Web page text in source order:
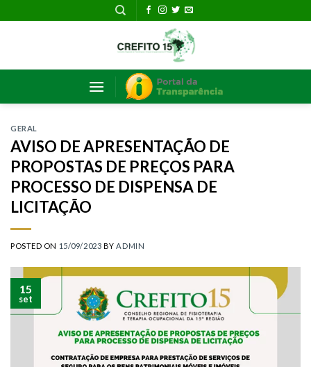
GERAL
AVISO DE APRESENTAÇÃO DE
PROPOSTAS DE PREÇOS PARA
PROCESSO DE DISPENSA DE
LICITAÇÃO
POSTED ON 15/09/2023 BY ADMIN
15
set